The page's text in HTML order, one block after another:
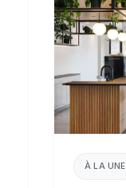
À LA UNE